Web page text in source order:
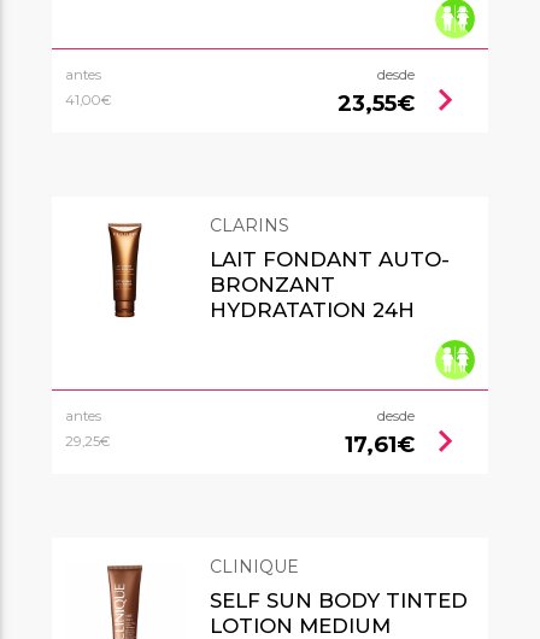
antes
41,00€
desde
23,55€ chevron_right
CLARINS
LAIT FONDANT AUTO-
BRONZANT
HYDRATATION 24H
antes
29,25€
desde
17,61€ chevron_right
CLINIQUE
SELF SUN BODY TINTED
LOTION MEDIUM